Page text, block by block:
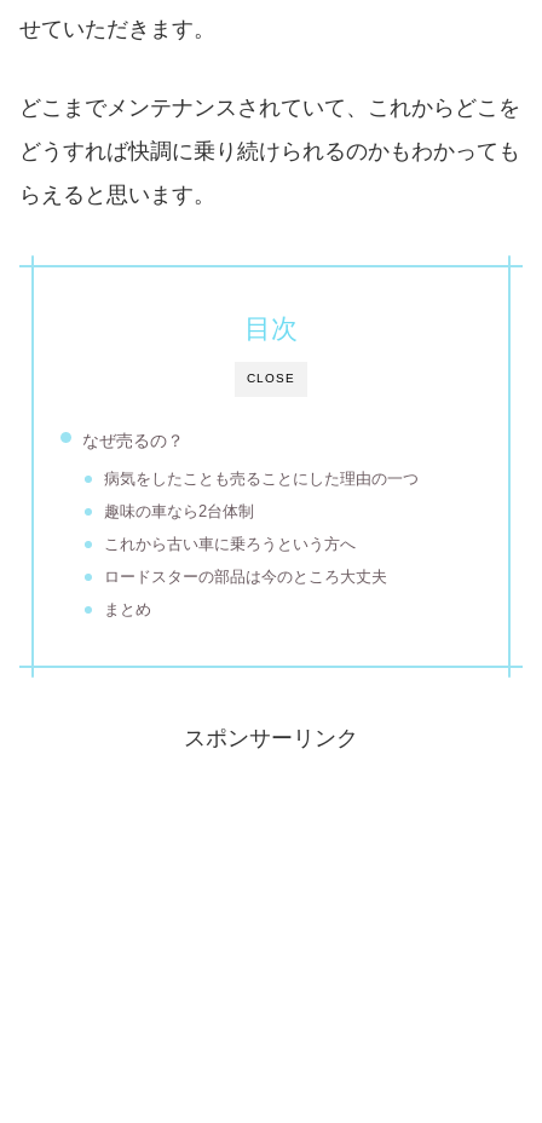
せていただきます。
どこまでメンテナンスされていて、これからどこを
どうすれば快調に乗り続けられるのかもわかっても
らえると思います。
CLOSE
目次
なぜ売るの？
病気をしたことも売ることにした理由の一つ
趣味の車なら2台体制
これから古い車に乗ろうという方へ
ロードスターの部品は今のところ大丈夫
まとめ
スポンサーリンク